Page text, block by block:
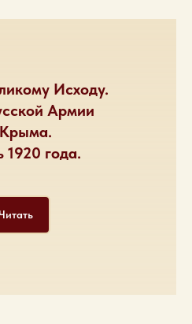
Исходу.
Армии
1920 года.
Читать